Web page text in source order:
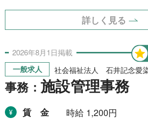
詳しく見る
2026年8月1日掲載
一般求人 社会福祉法人 石井記念愛
事務： 施設管理事務
賃金
時給 1,200円